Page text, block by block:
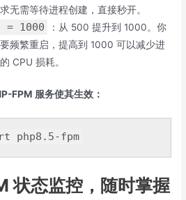
无需等待进程创建，直接秒开。
= 1000
：从 500 提升到 1000。你
频繁重启，提高到 1000 可以减少进
CPU 损耗。
FPM 服务使其生效：
php8 .5-fpm
状态监控，随时掌握